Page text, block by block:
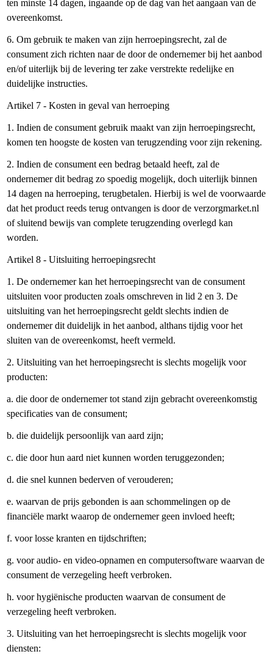
ten minste 14 dagen, ingaande op de dag van het aangaan van de
overeenkomst.
6. Om gebruik te maken van zijn herroepingsrecht, zal de
consument zich richten naar de door de ondernemer bij het aanbod
en/of uiterlijk bij de levering ter zake verstrekte redelijke en
duidelijke instructies.
Artikel 7 - Kosten in geval van herroeping
1. Indien de consument gebruik maakt van zijn herroepingsrecht,
komen ten hoogste de kosten van terugzending voor zijn rekening.
2. Indien de consument een bedrag betaald heeft, zal de
ondernemer dit bedrag zo spoedig mogelijk, doch uiterlijk binnen
14 dagen na herroeping, terugbetalen. Hierbij is wel de voorwaarde
dat het product reeds terug ontvangen is door de verzorgmarket.nl
of sluitend bewijs van complete terugzending overlegd kan
worden.
Artikel 8 - Uitsluiting herroepingsrecht
1. De ondernemer kan het herroepingsrecht van de consument
uitsluiten voor producten zoals omschreven in lid 2 en 3. De
uitsluiting van het herroepingsrecht geldt slechts indien de
ondernemer dit duidelijk in het aanbod, althans tijdig voor het
sluiten van de overeenkomst, heeft vermeld.
2. Uitsluiting van het herroepingsrecht is slechts mogelijk voor
producten:
a. die door de ondernemer tot stand zijn gebracht overeenkomstig
specificaties van de consument;
b. die duidelijk persoonlijk van aard zijn;
c. die door hun aard niet kunnen worden teruggezonden;
d. die snel kunnen bederven of verouderen;
e. waarvan de prijs gebonden is aan schommelingen op de
financiële markt waarop de ondernemer geen invloed heeft;
f. voor losse kranten en tijdschriften;
g. voor audio- en video-opnamen en computersoftware waarvan de
consument de verzegeling heeft verbroken.
h. voor hygiënische producten waarvan de consument de
verzegeling heeft verbroken.
3. Uitsluiting van het herroepingsrecht is slechts mogelijk voor
diensten: